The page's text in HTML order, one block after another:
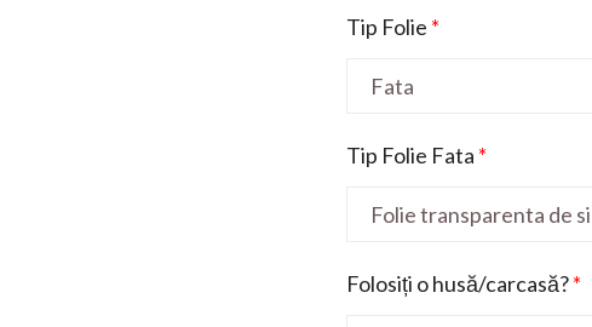
Tip Folie *
Tip Folie Fata *
Folosiți o husă/carcasă?*